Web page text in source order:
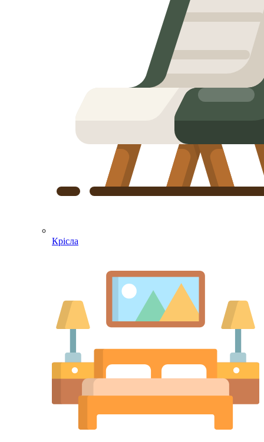
Крісла